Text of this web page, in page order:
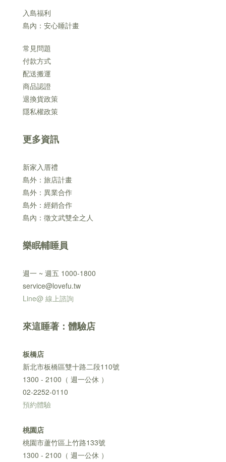
入島福利
島內：安心睡計畫
常見問題
付款方式
配送搬運
商品認證
退換貨政策
隱私權政策
更多資訊
新家入厝禮
島外：旅店計畫
島外：異業合作
島外：經銷合作
島內：徵文武雙全之人
樂眠輔睡員
週一 ~ 週五 1000-1800
service@lovefu.tw
Line@ 線上諮詢
來這睡著：體驗店
板橋店
新北市板橋區雙十路二段110號
1300 - 2100（ 週一公休 ）
02-2252-0110
預約體驗
桃園店
桃園市蘆竹區上竹路133號
1300 - 2100（ 週一公休 ）